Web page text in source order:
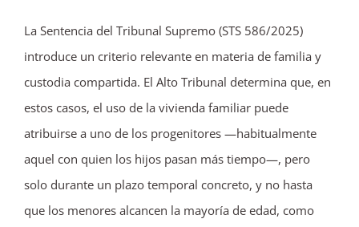
La Sentencia del Tribunal Supremo (STS 586/2025)
introduce un criterio relevante en materia de familia y
custodia compartida. El Alto Tribunal determina que, en
estos casos, el uso de la vivienda familiar puede
atribuirse a uno de los progenitores —habitualmente
aquel con quien los hijos pasan más tiempo—, pero
solo durante un plazo temporal concreto, y no hasta
que los menores alcancen la mayoría de edad, como